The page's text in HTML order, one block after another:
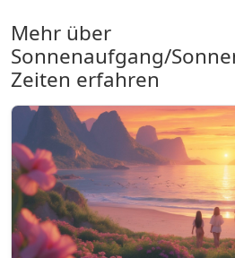
Mehr über
Sonnenaufgang/
Zeiten erfahren